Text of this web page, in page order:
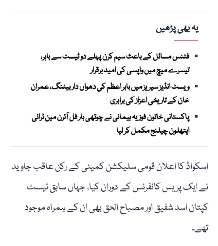
یہ بھی پڑھیں
فٹنس مسائل کے باعث سیم کرن پہلے دو ٹیسٹ سے باہر،
تیسرے میچ میں واپسی کی امید برقرار
ویسٹ انڈیز سیریز میں بابر اعظم کی دھواں دار بیٹنگ، عمران
خان کے تاریخی اعزاز کی برابری
پاکستانی خاتون فوزیہ ہیمانی نے چوتھی بار فل آئرن مین ٹرائی
ایتھلون چیلنج مکمل کر لیا
اسکواڈ کا اعلان قومی سلیکشن کمیٹی کے رکن عاقب جاوید
نے ایک پریس کانفرنس کے دوران کیا، جہاں سابق ٹیسٹ
کپتان اسد شفیق اور مصباح الحق بھی ان کے ہمراہ موجود
تھے۔